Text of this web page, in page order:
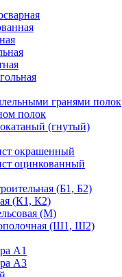
гранями полок
полок
(гнутый)
окрашенный
оцинкованный
(Б1, Б2)
(К1, К2)
(М)
(Ш1, Ш2)
А1
А3